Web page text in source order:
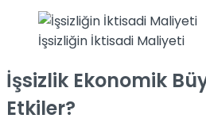
İşsizliğin İktisadi Maliyeti
İşsizlik Ekonomik
Etkiler?